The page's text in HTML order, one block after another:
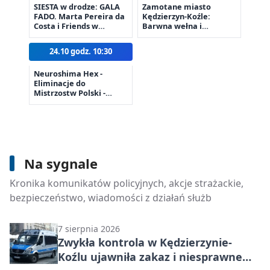
SIESTA w drodze: GALA
FADO. Marta Pereira da
Costa i Friends w
Kędzierzynie-Koźlu
Zamotane miasto
Kędzierzyn-Koźle:
Barwna wełna i
warsztaty naturalnego
24.10 godz. 10:30
Neuroshima Hex -
Eliminacje do
Mistrzostw Polski -
Kędzierzyn-Koźle:
Na sygnale
Kronika komunikatów policyjnych, akcje strażackie,
bezpieczeństwo, wiadomości z działań służb
Tour de Pologne w powiecie
kędzierzyńsko-kozielskim - policja
zabezpieczała trasę
7 sierpnia 2026
Zwykła kontrola w Kędzierzynie-
Koźlu ujawniła zakaz i niesprawne